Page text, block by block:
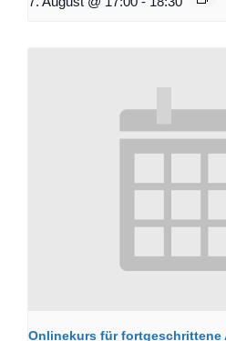
Onlinekurs für fortgeschrittene